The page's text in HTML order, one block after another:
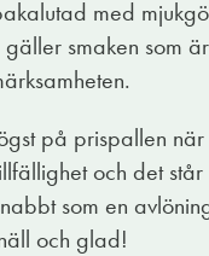
med
smaken som
på prispallen
och det
som en
och glad!
i munnen
Det här är
olivolja
på egen risk.